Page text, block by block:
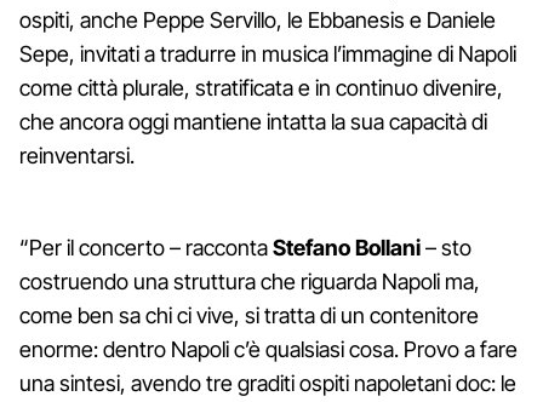
ospiti, anche Peppe Servillo, le Ebbanesis e Daniele
Sepe, invitati a tradurre in musica l’immagine di Napoli
come città plurale, stratificata e in continuo divenire,
che ancora oggi mantiene intatta la sua capacità di
reinventarsi.
“Per il concerto – raccontaStefano Bollani– sto
costruendo una struttura che riguarda Napoli ma,
come ben sa chi ci vive, si tratta di un contenitore
enorme: dentro Napoli c’è qualsiasi cosa. Provo a fare
una sintesi, avendo tre graditi ospiti napoletani doc: le